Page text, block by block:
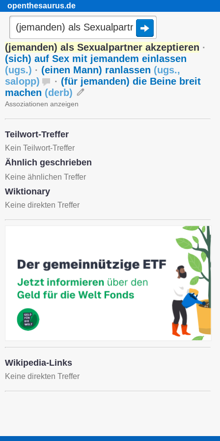
openthesaurus.de
(jemanden) als Sexualpartner akzeptieren ·
(sich) auf Sex mit jemandem einlassen
(ugs.) · (einen Mann) ranlassen (ugs.,
salopp) · (für jemanden) die Beine breit
machen (derb)
Assoziationen anzeigen
Teilwort-Treffer
Kein Teilwort-Treffer
Ähnlich geschrieben
Keine ähnlichen Treffer
Wiktionary
Keine direkten Treffer
Wikipedia-Links
Keine direkten Treffer